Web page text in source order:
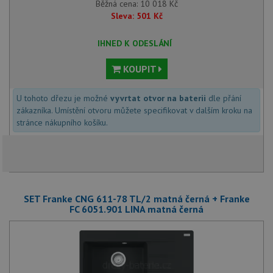
Běžná cena: 10 018 Kč
Sleva: 501 Kč
IHNED K ODESLÁNÍ
KOUPIT
U tohoto dřezu je možné vyvrtat otvor na baterii dle přání
zákazníka. Umístění otvoru můžete specifikovat v dalším kroku na
stránce nákupního košíku.
SET Franke CNG 611-78 TL/2 matná černá + Franke
FC 6051.901 LINA matná černá